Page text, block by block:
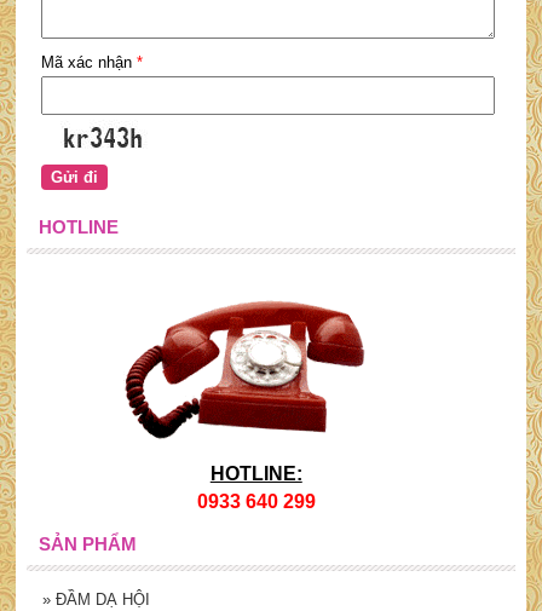
Mã xác nhận *
HOTLINE
HOTLINE:
0933 640 299
SẢN PHẨM
» ĐẦM DẠ HỘI